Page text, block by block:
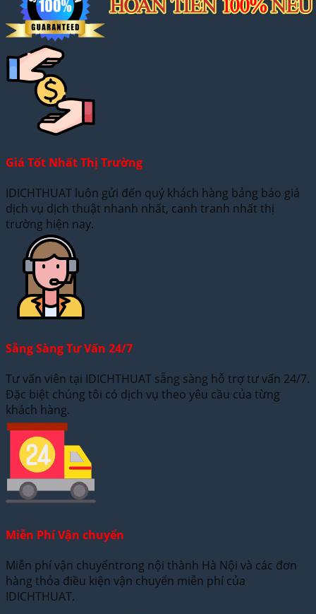
Giá Tốt Nhất Thị Trường
IDICHTHUAT luôn gửi đến quý khách hàng bảng báo giá
dịch vụ dịch thuật nhanh nhất, canh tranh nhất thị
trường hiện nay.
Sẵng Sàng Tư Vấn 24/7
Tư vấn viên tại IDICHTHUAT sẵng sàng hỗ trợ tư vấn 24/7.
Đặc biệt chúng tôi có dịch vụ theo yêu cầu của từng
khách hàng.
Miễn Phí Vận chuyển
Miễn phí vận chuyểntrong nội thành Hà Nội và các đơn
hàng thỏa điều kiện vận chuyển miễn phí của
IDICHTHUAT.